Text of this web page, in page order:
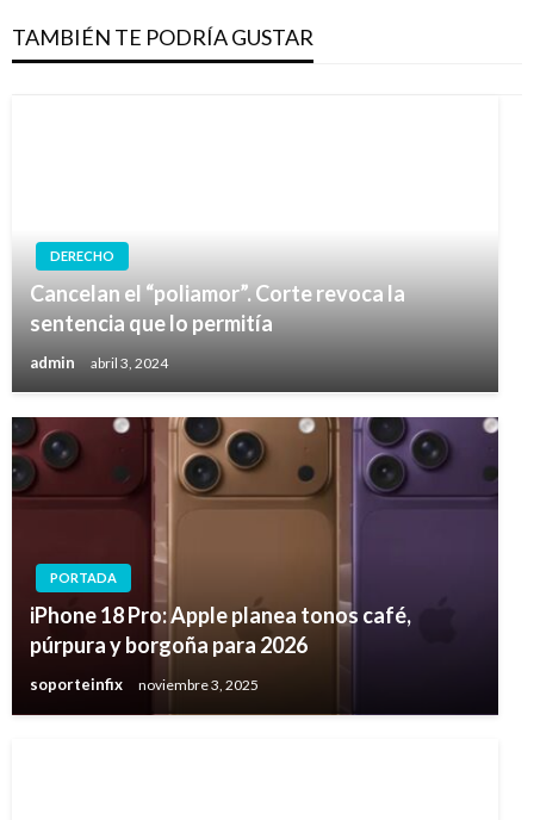
TAMBIÉN TE PODRÍA GUSTAR
DERECHO
Cancelan el “poliamor”. Corte revoca la
sentencia que lo permitía
admin abril 3, 2024
PORTADA
iPhone 18 Pro: Apple planea tonos café,
púrpura y borgoña para 2026
soporteinfix noviembre 3, 2025